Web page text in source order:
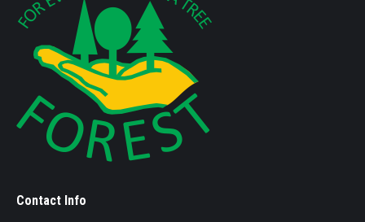
Contact Info